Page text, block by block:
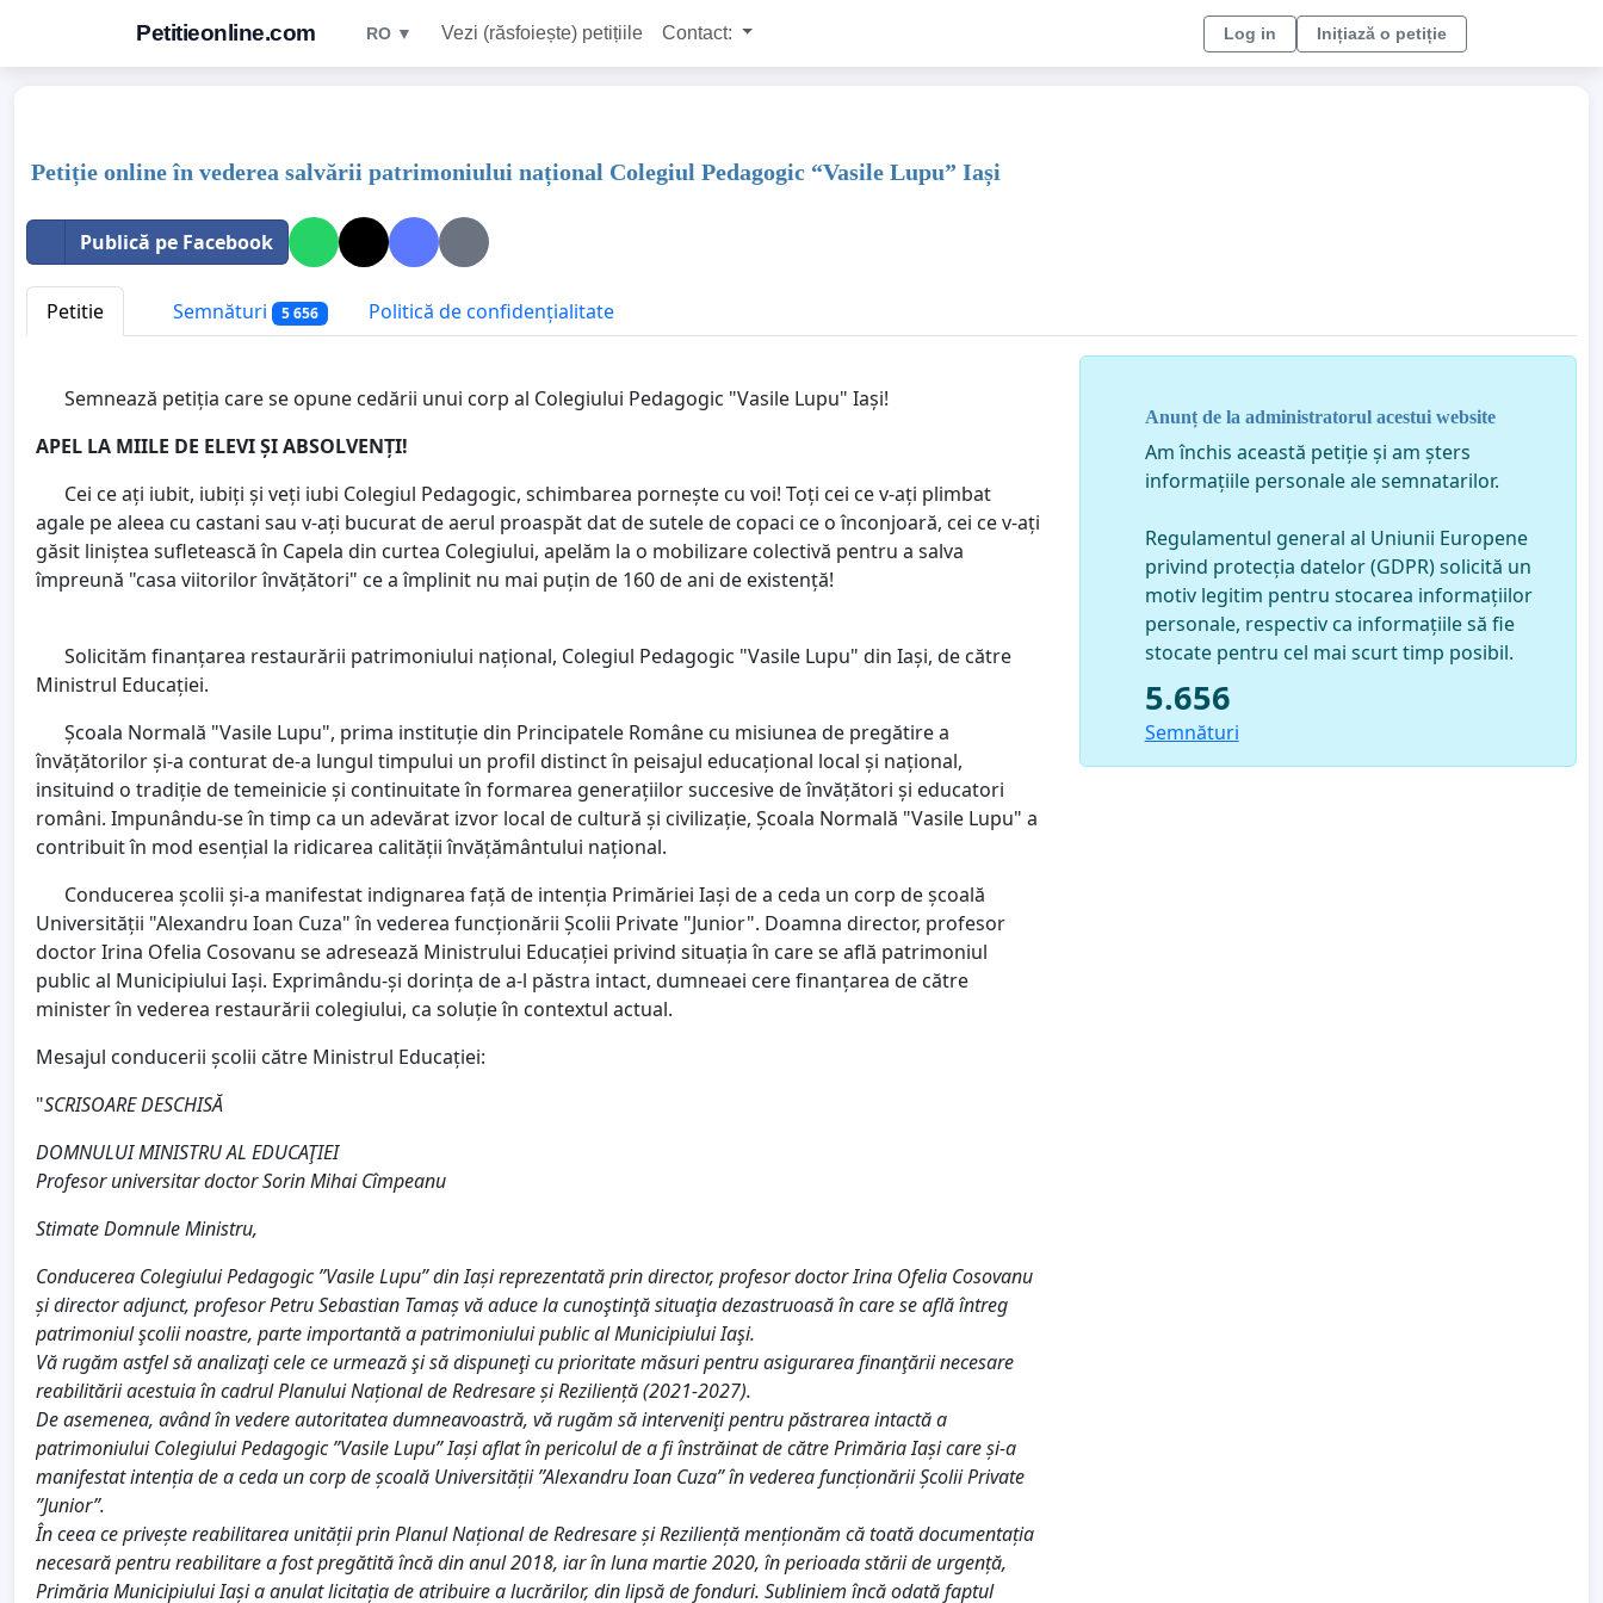
Petitieonline.com RO ▼ Vezi (răsfoiește) petițiile Contact: Log in Inițiază o petiție
Petiție online în vederea salvării patrimoniului național Colegiul Pedagogic “Vasile Lupu” Iași
Publică pe Facebook
Petitie Semnături 5 656 Politică de confidențialitate
Semnează petiția care se opune cedării unui corp al Colegiului Pedagogic "Vasile Lupu" Iași!
APEL LA MIILE DE ELEVI ȘI ABSOLVENȚI!
Cei ce ați iubit, iubiți și veți iubi Colegiul Pedagogic, schimbarea pornește cu voi! Toți cei ce v-ați plimbat
agale pe aleea cu castani sau v-ați bucurat de aerul proaspăt dat de sutele de copaci ce o înconjoară, cei ce v-ați
găsit liniștea sufletească în Capela din curtea Colegiului, apelăm la o mobilizare colectivă pentru a salva
împreună "casa viitorilor învățători" ce a împlinit nu mai puțin de 160 de ani de existență!
Solicităm finanțarea restaurării patrimoniului național, Colegiul Pedagogic "Vasile Lupu" din Iași, de către
Ministrul Educației.
Școala Normală "Vasile Lupu", prima instituție din Principatele Române cu misiunea de pregătire a
învățătorilor și-a conturat de-a lungul timpului un profil distinct în peisajul educațional local și național,
insituind o tradiție de temeinicie și continuitate în formarea generațiilor succesive de învățători și educatori
români. Impunându-se în timp ca un adevărat izvor local de cultură și civilizație, Școala Normală "Vasile Lupu" a
contribuit în mod esențial la ridicarea calității învățământului național.
Conducerea școlii și-a manifestat indignarea față de intenția Primăriei Iași de a ceda un corp de școală
Universității "Alexandru Ioan Cuza" în vederea funcționării Școlii Private "Junior". Doamna director, profesor
doctor Irina Ofelia Cosovanu se adresează Ministrului Educației privind situația în care se află patrimoniul
public al Municipiului Iași. Exprimându-și dorința de a-l păstra intact, dumneaei cere finanțarea de către
minister în vederea restaurării colegiului, ca soluție în contextul actual.
Mesajul conducerii școlii către Ministrul Educației:
"SCRISOARE DESCHISĂ
DOMNULUI MINISTRU AL EDUCAŢIEI
Profesor universitar doctor Sorin Mihai Cîmpeanu
Stimate Domnule Ministru,
Conducerea Colegiului Pedagogic ”Vasile Lupu” din Iași reprezentată prin director, profesor doctor Irina Ofelia Cosovanu
și director adjunct, profesor Petru Sebastian Tamaș vă aduce la cunoştinţă situaţia dezastruoasă în care se află întreg
patrimoniul şcolii noastre, parte importantă a patrimoniului public al Municipiului Iaşi.
Vă rugăm astfel să analizaţi cele ce urmează şi să dispuneţi cu prioritate măsuri pentru asigurarea finanţării necesare
reabilitării acestuia în cadrul Planului Național de Redresare și Reziliență (2021-2027).
De asemenea, având în vedere autoritatea dumneavoastră, vă rugăm să interveniţi pentru păstrarea intactă a
patrimoniului Colegiului Pedagogic ”Vasile Lupu” Iași aflat în pericolul de a fi înstrăinat de către Primăria Iași care și-a
manifestat intenția de a ceda un corp de școală Universității ”Alexandru Ioan Cuza” în vederea funcționării Școlii Private
”Junior”.
În ceea ce privește reabilitarea unității prin Planul Național de Redresare și Reziliență menționăm că toată documentația
necesară pentru reabilitare a fost pregătită încă din anul 2018, iar în luna martie 2020, în perioada stării de urgență,
Primăria Municipiului Iași a anulat licitația de atribuire a lucrărilor, din lipsă de fonduri. Subliniem încă odată faptul
Anunț de la administratorul acestui website
Am închis această petiție și am șters
informațiile personale ale semnatarilor.
Regulamentul general al Uniunii Europene
privind protecția datelor (GDPR) solicită un
motiv legitim pentru stocarea informațiilor
personale, respectiv ca informațiile să fie
stocate pentru cel mai scurt timp posibil.
5.656
Semnături